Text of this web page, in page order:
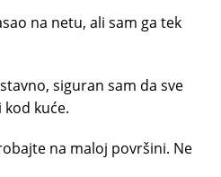
na netu, ali sam ga tek
siguran sam da sve
kuće.
na maloj površini. Ne